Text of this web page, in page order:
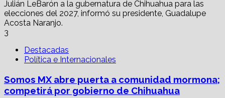
3
Destacadas
Política e Internacionales
Somos MX abre puerta a comunidad mormona;
competirá por gobierno de Chihuahua